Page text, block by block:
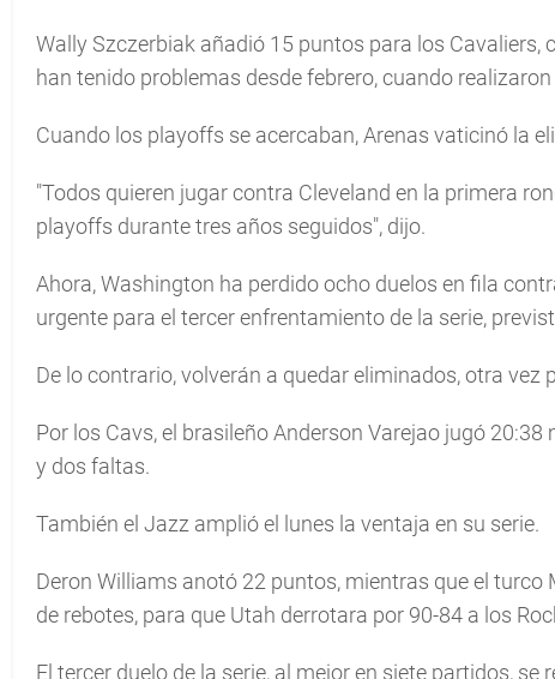
Wally Szczerbiak añadió 15 puntos para los Cavaliers,
han tenido problemas desde febrero, cuando
Cuando los playoffs se acercaban, Arenas vaticinó la
"Todos quieren jugar contra Cleveland en la primera
playoffs durante tres años seguidos", dijo.
Ahora, Washington ha perdido ocho duelos en fila
urgente para el tercer enfrentamiento de la serie,
De lo contrario, volverán a quedar eliminados, otra vez
Por los Cavs, el brasileño Anderson Varejao jugó
y dos faltas.
También el Jazz amplió el lunes la ventaja en su serie.
Deron Williams anotó 22 puntos, mientras que el
de rebotes, para que Utah derrotara por 90-84 a los
El tercer duelo de la serie, al mejor en siete partidos,